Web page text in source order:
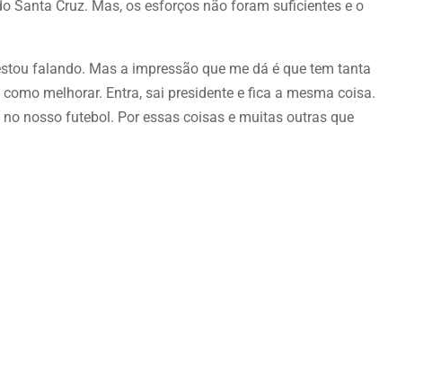
Santa Cruz. Mas, os esforços não foram suficientes e o
falando. Mas a impressão que me dá é que tem tanta
melhorar. Entra, sai presidente e fica a mesma coisa.
nosso futebol. Por essas coisas e muitas outras que